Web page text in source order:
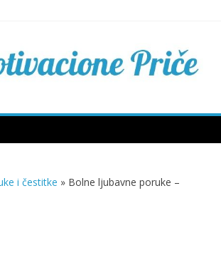
Priče
i čestitke » Bolne ljubavne poruke –